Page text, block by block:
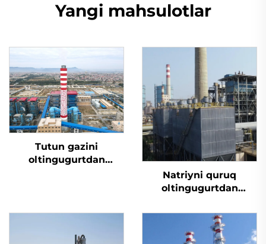
Yangi mahsulotlar
Tutun gazini
oltingugurtdan
Natriyni quruq
oltingugurtdan